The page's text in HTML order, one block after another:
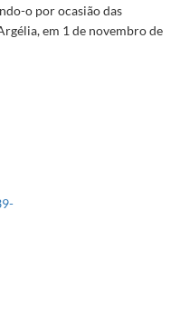
o por ocasião das
em 1 de novembro de